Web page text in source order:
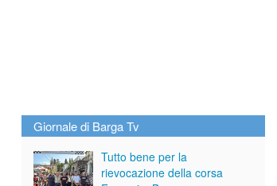
Giornale di Barga Tv
Tutto bene per la
rievocazione della corsa